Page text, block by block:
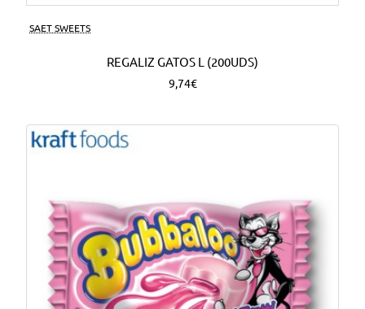
SAET SWEETS
REGALIZ GATOS L (200UDS)
9,74€